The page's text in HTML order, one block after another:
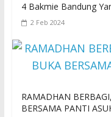
4 Bakmie Bandung
2 Feb 2024
RAMADHAN
BERSAMA PANTI